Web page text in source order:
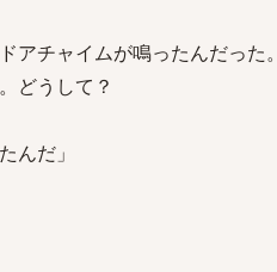
アチャイムが鳴ったんだった
どうして？
んだ」